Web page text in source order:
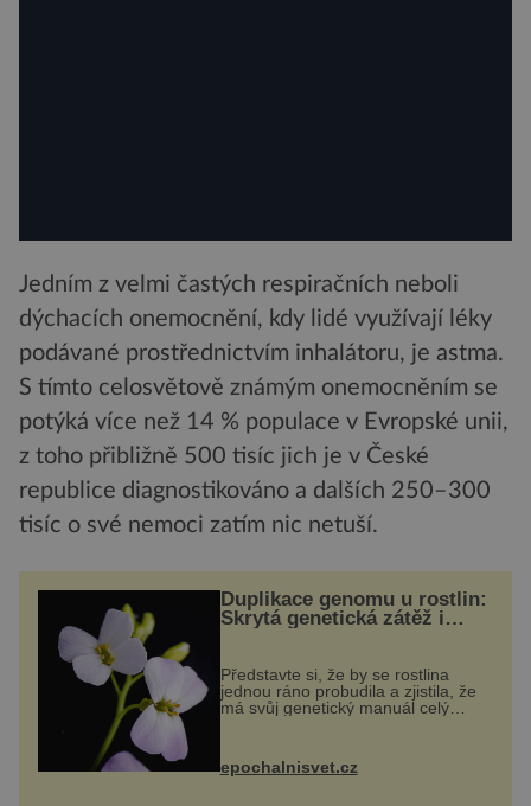
Jedním z velmi častých respiračních neboli
dýchacích onemocnění, kdy lidé využívají léky
podávané prostřednictvím inhalátoru, je astma.
S tímto celosvětově známým onemocněním se
potýká více než 14 % populace v Evropské unii,
z toho přibližně 500 tisíc jich je v České
republice diagnostikováno a dalších 250–300
tisíc o své nemoci zatím nic netuší.
Duplikace genomu u rostlin:
Skrytá genetická zátěž i
Představte si, že by se rostlina
jednou ráno probudila a zjistila, že
má svůj genetický manuál celý
výzkumu to může být pro druhy
vstupenka...
epochalnisvet.cz